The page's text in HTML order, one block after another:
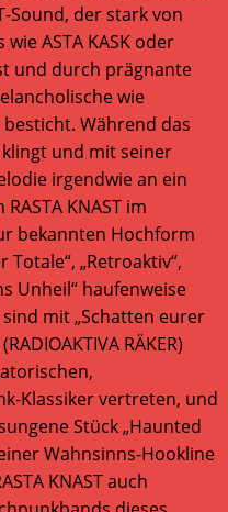
Sound, der stark von
ASTA KASK oder
und durch prägnante
wie
Während das
und mit seiner
irgendwie an ein
KNAST im
bekannten Hochform
„Retroaktiv“,
Unheil“ haufenweise
mit „Schatten eurer
RÄKER)
Klassiker vertreten, und
Stück „Haunted
Wahnsinns-Hookline
KNAST auch